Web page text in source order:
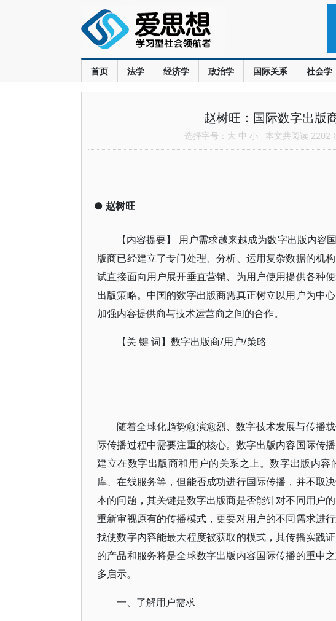
首页 法学 经济学 政治学 国际关系 社会学
赵树旺：国际数字出版
选择字号： 大 中 小 本文共阅读 2202
● 赵树旺
【内容提要】 用户需求越来越成为数字出版内
版商已经建立了专门处理、分析、运用复杂数据的机
试直接面向用户展开垂直营销、为用户使用提供各种
出版策略。中国的数字出版商需真正树立以用户为中
加强内容提供商与技术运营商之间的合作。
【关 键 词】数字出版商/用户/策略
随着全球化趋势愈演愈烈、数字技术发展与传播
际传播过程中需要注重的核心。数字出版内容国际传
建立在数字出版商和用户的关系之上。数字出版内
库、在线服务等，但能否成功进行国际传播，并不取
本的问题，其关键是数字出版商是否能针对不同用户
重新审视原有的传播模式，更要对用户的不同需求进
找使数字内容能最大程度被获取的模式，其传播实践
的产品和服务将是全球数字出版内容国际传播的重中
多启示。
一、了解用户需求